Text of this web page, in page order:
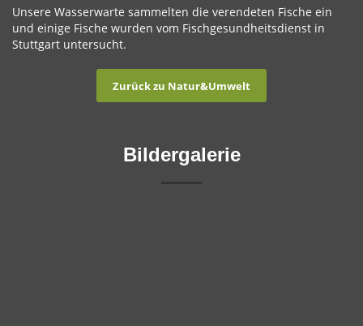
Unsere Wasserwarte sammelten die verendeten Fische ein
und einige Fische wurden vom Fischgesundheitsdienst in
Stuttgart untersucht.
Zurück zu Natur&Umwelt
Bildergalerie